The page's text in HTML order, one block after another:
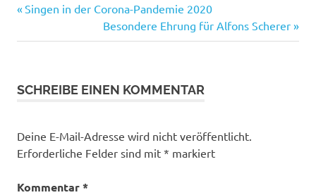
Beitragsnavigation
Vorheriger
Singen in der Corona-Pandemie 2020
Nächster
Beitrag:
Besondere Ehrung für Alfons Scherer
SCHREIBE EINEN KOMMENTAR
Deine E-Mail-Adresse wird nicht veröffentlicht.
Erforderliche Felder sind mit * markiert
Kommentar*